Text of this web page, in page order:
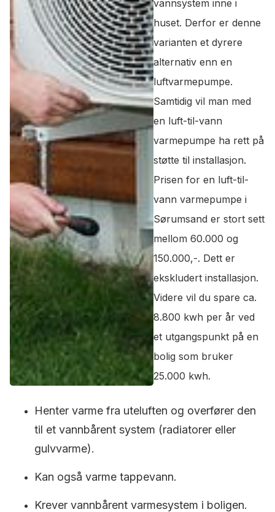
vannsystem inne i
huset. Derfor er denne
varianten et dyrere
alternativ enn en
luftvarmepumpe.
Samtidig vil man med
en luft-til-vann
varmepumpe ha rett på
støtte til installasjon.
Prisen for en luft-til-
vann varmepumpe i
Sørumsand er stort sett
mellom 60.000 og
150.000,-. Dett er
ekskludert installasjon.
Videre vil du spare ca.
8.800 kwh per år ved
et utgangspunkt på en
bolig som bruker
25.000 kwh.
Henter varme fra uteluften og overfører den
til et vannbårent system (radiatorer eller
gulvvarme).
Kan også varme tappevann.
Krever vannbårent varmesystem i boligen.